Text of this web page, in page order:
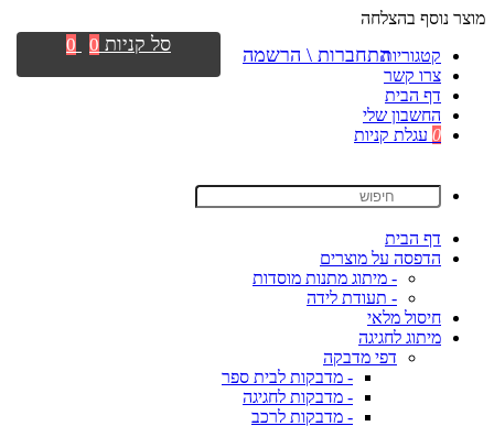
מוצר נוסף בהצלחה
קטגוריות
צרו קשר
דף הבית
החשבון שלי
0 עגלת קניות
דף הבית
הדפסה על מוצרים
- מיתוג מתנות מוסדות
- תעודת לידה
חיסול מלאי
מיתוג לחגיגה
דפי מדבקה
- מדבקות לבית ספר
- מדבקות לחגיגה
- מדבקות לרכב
התחברות \ הרשמה סל קניות 0
0